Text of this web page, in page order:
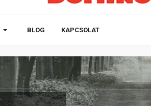
BLOG KAPCSOLAT